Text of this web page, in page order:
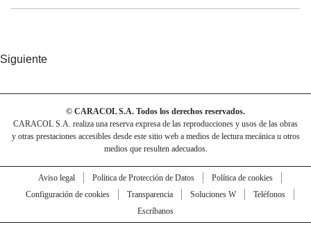
Siguiente
© CARACOL S.A. Todos los derechos reservados.
CARACOL S.A. realiza una reserva expresa de las reproducciones y usos de las obras
y otras prestaciones accesibles desde este sitio web a medios de lectura mecánica u otros
medios que resulten adecuados.
Aviso legal Política de Protección de Datos
Política de cookies
Configuración de cookies
Transparencia Soluciones W
Teléfonos
Escríbanos